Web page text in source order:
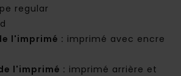
regular
l'imprimé : imprimé avec encre
l'imprimé : imprimé arrière et